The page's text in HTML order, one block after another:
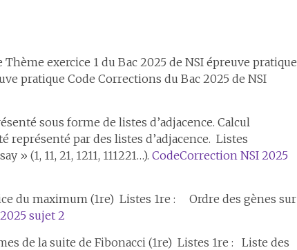
exercice 1 du Bac 2025 de NSI épreuve pratique
pratique Code Corrections du Bac 2025 de NSI
sous forme de listes d’adjacence. Calcul
par des listes d’adjacence. Listes
(1, 11, 21, 1211, 111221…). CodeCorrection NSI 2025
du maximum (1re) Listes 1re : Ordre des gènes sur
sujet 2
de la suite de Fibonacci (1re) Listes 1re : Liste des